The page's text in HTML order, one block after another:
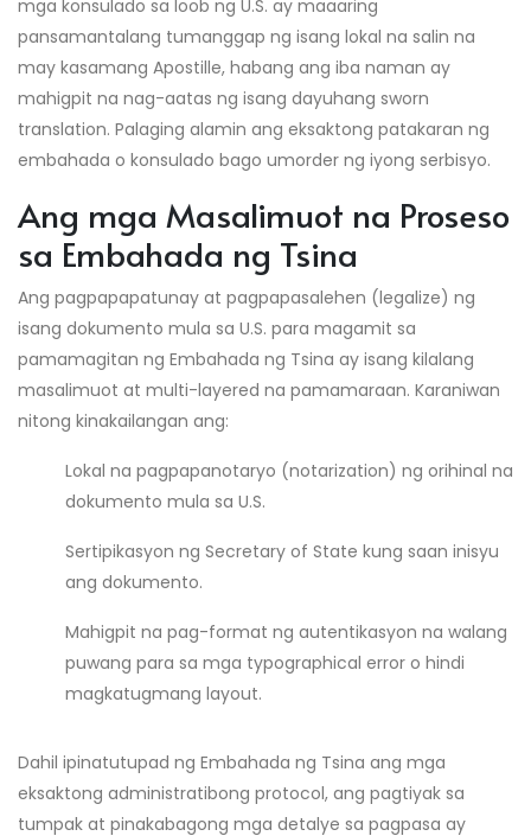
mga konsulado sa loob ng U.S. ay maaaring
pansamantalang tumanggap ng isang lokal na salin na
may kasamang Apostille, habang ang iba naman ay
mahigpit na nag-aatas ng isang dayuhang sworn
translation. Palaging alamin ang eksaktong patakaran ng
embahada o konsulado bago umorder ng iyong serbisyo.
Ang mga Masalimuot na Proseso
sa Embahada ng Tsina
Ang pagpapapatunay at pagpapasalehen (legalize) ng
isang dokumento mula sa U.S. para magamit sa
pamamagitan ng Embahada ng Tsina ay isang kilalang
masalimuot at multi-layered na pamamaraan. Karaniwan
nitong kinakailangan ang:
Lokal na pagpapanotaryo (notarization) ng orihinal na
dokumento mula sa U.S.
Sertipikasyon ng Secretary of State kung saan inisyu
ang dokumento.
Mahigpit na pag-format ng autentikasyon na walang
puwang para sa mga typographical error o hindi
magkatugmang layout.
Dahil ipinatutupad ng Embahada ng Tsina ang mga
eksaktong administratibong protocol, ang pagtiyak sa
tumpak at pinakabagong mga detalye sa pagpasa ay